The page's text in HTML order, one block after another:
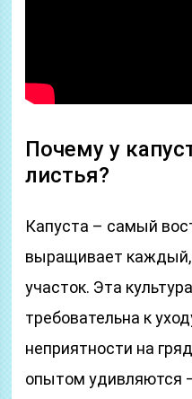
Почему у
листья?
Капуста – самый
выращивает каждый,
участок. Эта
требовательна к
неприятности на
опытом удивляются